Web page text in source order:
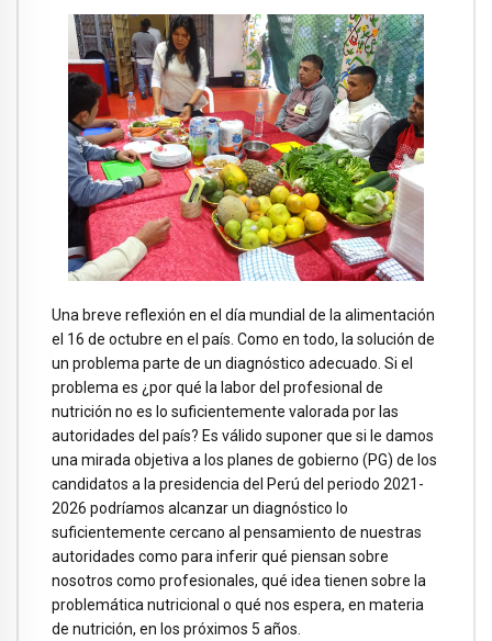
Una breve reflexión en el día mundial de la alimentación
el 16 de octubre en el país. Como en todo, la solución de
un problema parte de un diagnóstico adecuado. Si el
problema es ¿por qué la labor del profesional de
nutrición no es lo suficientemente valorada por las
autoridades del país? Es válido suponer que si le damos
una mirada objetiva a los planes de gobierno (PG) de los
candidatos a la presidencia del Perú del periodo 2021-
2026 podríamos alcanzar un diagnóstico lo
suficientemente cercano al pensamiento de nuestras
autoridades como para inferir qué piensan sobre
nosotros como profesionales, qué idea tienen sobre la
problemática nutricional o qué nos espera, en materia
de nutrición, en los próximos 5 años.